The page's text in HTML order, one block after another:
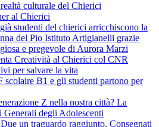
culturale del Chierici
al Chierici
studenti del chierici arricchiscono la
del Pio Istituto Artigianelli grazie
e pregevole di Aurora Marzi
Creatività al Chierici col CNR
per salvare la vita
B1 e gli studenti partono per
Z nella nostra città? La
Generali degli Adolescenti
un traguardo raggiunto. Consegnati